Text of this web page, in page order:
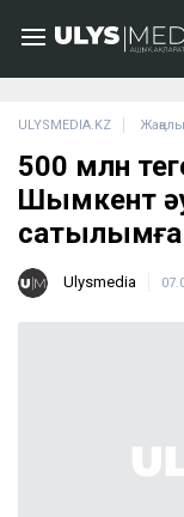
ULYSMEDIA.KZ
500 млн
Шымкент
Ulysmedia